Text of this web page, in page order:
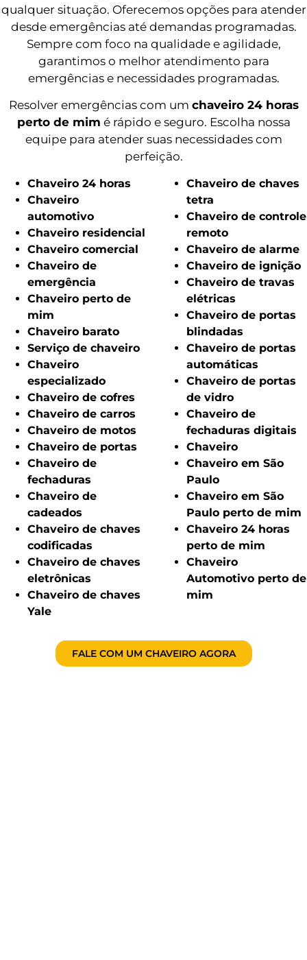
qualquer situação. Oferecemos opções para atender
desde emergências até demandas programadas.
Sempre com foco na qualidade e agilidade,
garantimos o melhor atendimento para
emergências e necessidades programadas.
Resolver emergências com um chaveiro 24 horas
perto de mim é rápido e seguro. Escolha nossa
equipe para atender suas necessidades com
perfeição.
Chaveiro 24 horas
Chaveiro
automotivo
Chaveiro residencial
Chaveiro comercial
Chaveiro de
emergência
Chaveiro perto de
mim
Chaveiro barato
Serviço de chaveiro
Chaveiro
especializado
Chaveiro de cofres
Chaveiro de carros
Chaveiro de motos
Chaveiro de portas
Chaveiro de
fechaduras
Chaveiro de
cadeados
Chaveiro de chaves
codificadas
Chaveiro de chaves
eletrônicas
Chaveiro de chaves
Yale
Chaveiro de chaves
tetra
Chaveiro de controle
remoto
Chaveiro de alarme
Chaveiro de ignição
Chaveiro de travas
elétricas
Chaveiro de portas
blindadas
Chaveiro de portas
automáticas
Chaveiro de portas
de vidro
Chaveiro de
fechaduras digitais
Chaveiro
Chaveiro em São
Paulo
Chaveiro em São
Paulo perto de mim
Chaveiro 24 horas
perto de mim
Chaveiro
Automotivo perto de
mim
FALE COM UM CHAVEIRO AGORA